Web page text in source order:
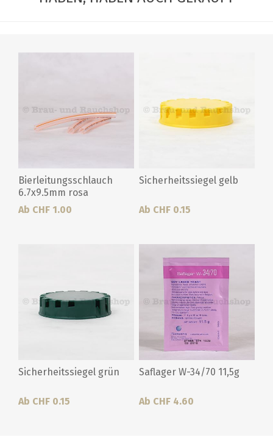
Bierleitungsschlauch
6.7x9.5mm rosa
Ab CHF 1.00
Sicherheitssiegel gelb
Ab CHF 0.15
Sicherheitssiegel grün
Ab CHF 0.15
Saflager W-34/70 11,5g
Ab CHF 4.60